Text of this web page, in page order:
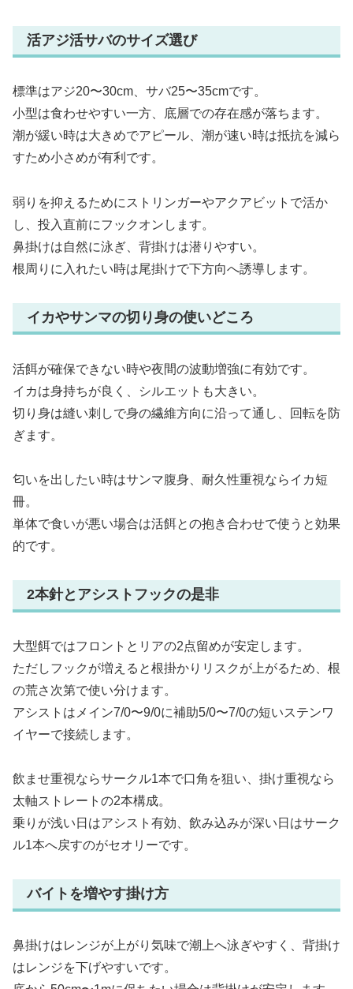
活アジ活サバのサイズ選び
標準はアジ20〜30cm、サバ25〜35cmです。
小型は食わせやすい一方、底層での存在感が落ちます。
潮が緩い時は大きめでアピール、潮が速い時は抵抗を減ら
すため小さめが有利です。
弱りを抑えるためにストリンガーやアクアビットで活か
し、投入直前にフックオンします。
鼻掛けは自然に泳ぎ、背掛けは潜りやすい。
根周りに入れたい時は尾掛けで下方向へ誘導します。
イカやサンマの切り身の使いどころ
活餌が確保できない時や夜間の波動増強に有効です。
イカは身持ちが良く、シルエットも大きい。
切り身は縫い刺しで身の繊維方向に沿って通し、回転を防
ぎます。
匂いを出したい時はサンマ腹身、耐久性重視ならイカ短
冊。
単体で食いが悪い場合は活餌との抱き合わせで使うと効果
的です。
2本針とアシストフックの是非
大型餌ではフロントとリアの2点留めが安定します。
ただしフックが増えると根掛かりリスクが上がるため、根
の荒さ次第で使い分けます。
アシストはメイン7/0〜9/0に補助5/0〜7/0の短いステンワ
イヤーで接続します。
飲ませ重視ならサークル1本で口角を狙い、掛け重視なら
太軸ストレートの2本構成。
乗りが浅い日はアシスト有効、飲み込みが深い日はサーク
ル1本へ戻すのがセオリーです。
バイトを増やす掛け方
鼻掛けはレンジが上がり気味で潮上へ泳ぎやすく、背掛け
はレンジを下げやすいです。